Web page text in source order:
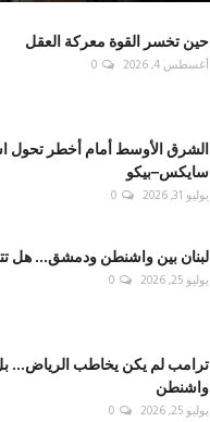
حين تخسر القوة معركة العقل
أغسطس 4, 2026 0
الشرق الأوسط أمام أخطر تحول
سايكس–بيكو
يوليو 31, 2026 0
لبنان بين واشنطن ودمشق... هل
يوليو 25, 2026 0
ترامب لم يكن يخاطب الرياض...
واشنطن
يوليو 25, 2026 0